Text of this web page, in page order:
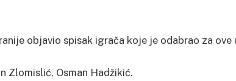
objavio spisak igrača koje je odabrao za ove
Zlomislić, Osman Hadžikić.